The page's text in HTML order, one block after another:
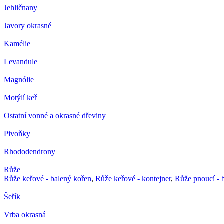
Jehličnany
Javory okrasné
Kamélie
Levandule
Magnólie
Motýlí keř
Ostatní vonné a okrasné dřeviny
Pivoňky
Rhododendrony
Růže
Růže keřové - balený kořen, Růže keřové - kontejner, Růže pnoucí -
Šeřík
Vrba okrasná